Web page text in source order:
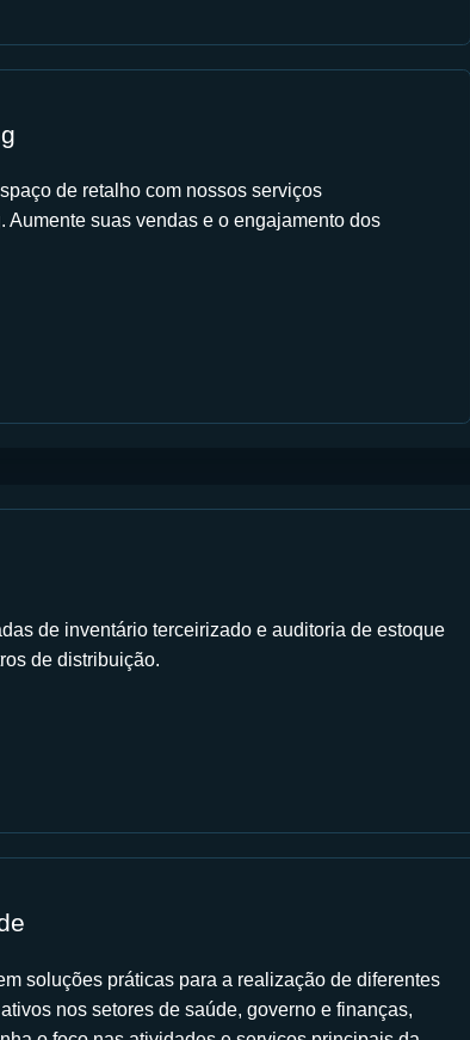
de retalho com nossos serviços
suas vendas e o engajamento dos
de inventário terceirizado e auditoria de estoque
de distribuição.
soluções práticas para a realização de diferentes
nos setores de saúde, governo e finanças,